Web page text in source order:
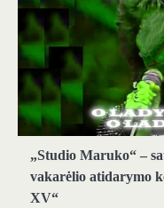
„Studio Maruko“ –
vakarėlio atidarymo
XV“